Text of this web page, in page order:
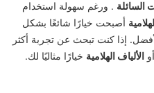
السائلة . ورغم سهولة استخدام
أصبحت خيارًا شائعًا بشكل
إذا كنت تبحث عن تجربة أكثر
أو الألياف الهلامية خيارًا مثاليًا لك.